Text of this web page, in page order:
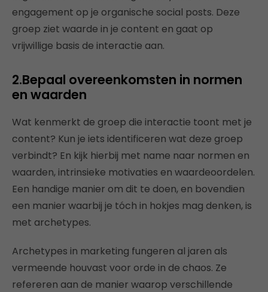
engagement op je organische social posts. Deze
groep ziet waarde in je content en gaat op
vrijwillige basis de interactie aan.
2.Bepaal overeenkomsten in normen
en waarden
Wat kenmerkt de groep die interactie toont met je
content? Kun je iets identificeren wat deze groep
verbindt? En kijk hierbij met name naar normen en
waarden, intrinsieke motivaties en waardeoordelen.
Een handige manier om dit te doen, en bovendien
een manier waarbij je tóch in hokjes mag denken, is
met archetypes.
Archetypes in marketing fungeren al jaren als
vermeende houvast voor orde in de chaos. Ze
refereren aan de manier waarop verschillende